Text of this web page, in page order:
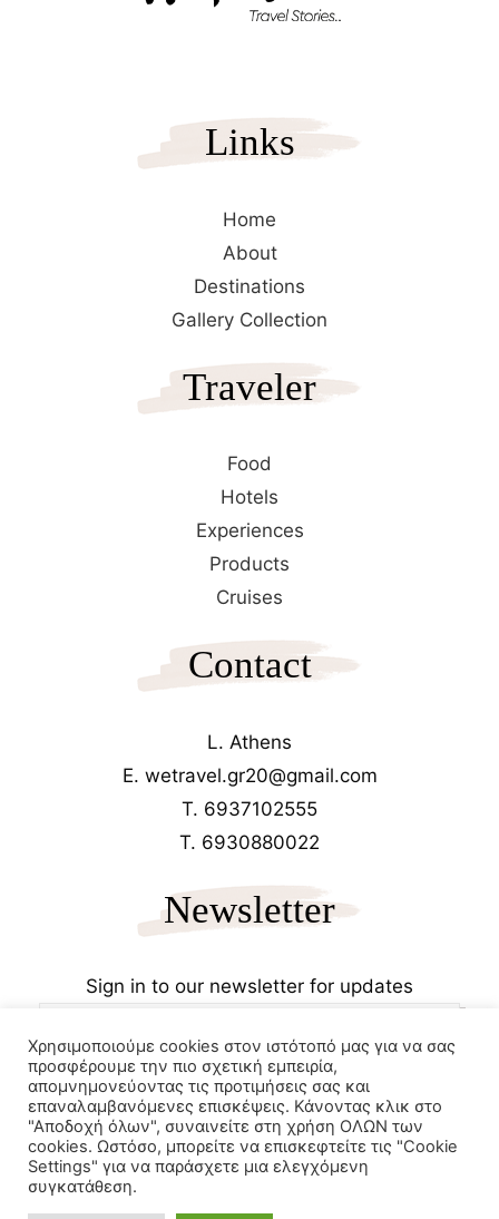
Links
Home
About
Destinations
Gallery Collection
Traveler
Food
Hotels
Experiences
Products
Cruises
Contact
L. Athens
E. wetravel.gr20@gmail.com
T. 6937102555
T. 6930880022
Newsletter
Sign in to our newsletter for updates
Copyrights 2025Wetravel.gr
Χρησιμοποιούμε cookies στον ιστότοπό μας για να σας
προσφέρουμε την πιο σχετική εμπειρία,
απομνημονεύοντας τις προτιμήσεις σας και
επαναλαμβανόμενες επισκέψεις. Κάνοντας κλικ στο
"Αποδοχή όλων", συναινείτε στη χρήση ΟΛΩΝ των
cookies. Ωστόσο, μπορείτε να επισκεφτείτε τις "Cookie
Settings" για να παράσχετε μια ελεγχόμενη
συγκατάθεση.